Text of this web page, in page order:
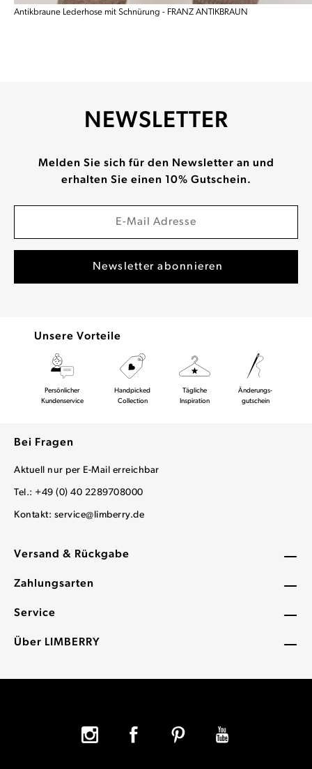
Antikbraune Lederhose mit Schnürung - FRANZ ANTIKBRAUN
Versand & Rückgabe
Zahlungsarten
Service
Über LIMBERRY
NEWSLETTER
Melden Sie sich für den Newsletter an und
erhalten Sie einen 10% Gutschein.
Unsere Vorteile
Persönlicher
Kundenservice
Handpicked
Collection
Tägliche
Inspiration
Änderungs-
gutschein
Bei Fragen
Aktuell nur per E-Mail erreichbar
Tel.: +49 (0) 40 2289708000
Kontakt: service@limberry.de